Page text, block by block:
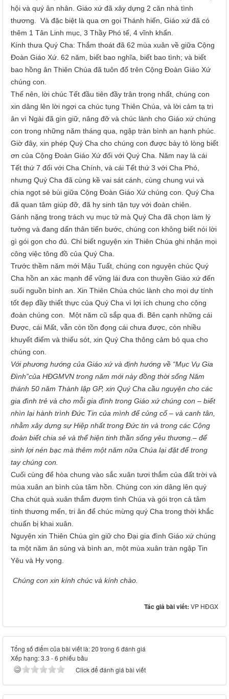
hội và quý ân nhân. Giáo xứ đã xây dựng 2 căn nhà tình
thương. Và đặc biệt là qua ơn gọi Thánh hiến, Giáo xứ đã có
thêm 1 Tân Linh mục, 3 Thầy Phó tế, 4 vĩnh khấn.
Kính thưa Quý Cha: Thắm thoát đã 62 mùa xuân về giữa Cộng
Đoàn Giáo Xứ. 62 năm, biết bao nghĩa, biết bao tình; và biết
bao hồng ân Thiên Chúa đã tuôn đổ trên Cộng Đoàn Giáo Xứ
chúng con.
Thế nên, lời chúc Tết đầu tiên đầy trân trọng nhất, chúng con
xin dâng lên lời ngợi ca chúc tụng Thiên Chúa, và lời cảm tạ tri
ân vì Ngài đã gìn giữ, nâng đỡ và chúc lành cho Giáo xứ chúng
con trong những năm tháng qua, ngập tràn bình an hạnh phúc.
Giờ đây, xin phép Quý Cha cho chúng con được bày tỏ lòng biết
ơn của Cộng Đoàn Giáo Xứ đối với Quý Cha. Năm nay là cái
Tết thứ 7 đối với Cha Chính, và cái Tết thứ 3 với Cha Phó,
nhưng Quý Cha đã cùng kề vai sát cánh, cùng chung vui và
chia ngọt sẻ bùi giữa Cộng Đoàn Giáo Xứ chúng con. Quý Cha
đã quan tâm giúp đỡ, đã hy sinh tận tụy với đoàn chiên.
Gánh nặng trong trách vụ mục tử mà Quý Cha đã chọn làm lý
tưởng và đang dấn thân tiến bước, chúng con không biết nói lời
gì gói gọn cho đủ. Chỉ biết nguyện xin Thiên Chúa ghi nhận mọi
công việc tông đồ của Quý Cha.
Trước thềm năm mới Mậu Tuất, chúng con nguyện chúc Quý
Cha hồn an xác mạnh để vững lái đưa con thuyền Giáo xứ đến
suối nguồn bình an. Xin Thiên Chúa chúc lành cho mọi dự tính
tốt đẹp đầy thiết thực của Quý Cha vì lợi ích chung cho cộng
đoàn chúng con.
Một năm cũ sắp qua đi. Bên cạnh những cái
Được, cái Mất, vẫn còn tồn đọng cái chưa được, còn nhiều
khuyết điểm và thiếu sót, xin Quý Cha thông cảm bỏ qua cho
chúng con.
Với phương hướng của Giáo xứ và định hướng về “Mục Vụ Gia
Đình”của HĐGMVN trong năm mới này đồng thời sống Năm
thánh 50 năm Thành lập GP, xin Quý Cha cầu nguyện cho các
gia đình trẻ và cho mỗi gia đình trong Giáo xứ chúng con – biết
nhìn lại hành trình Đức Tin của mình để củng cố – và canh tân,
nhằm xây dựng sự Hiệp nhất trong Đức tin và trong các Cộng
đoàn biết chia sẻ và thể hiện tinh thần sống yêu thương.– để
sinh lợi nén bạc mà thêm một năm nữa Chúa lại đặt để trong
tay chúng con.
Cuối cùng để hòa chung vào sắc xuân tươi thắm của đất trời và
mùa xuân an bình của tâm hồn. Chúng con xin dâng lên quý
Cha chút quà xuân thắm đượm tình Chúa và gói trọn cả tâm
tình thương mến, tri ân để chúc mừng quý Cha trong thời khắc
chuẩn bị khai xuân.
Nguyện xin Thiên Chúa gìn giữ cho Đại gia đình Giáo xứ chúng
ta một năm ân sủng và bình an, một mùa xuân tràn ngập Tin
Yêu và Hy vọng.
Chúng con xin kính chúc và kính chào.
Tác giả bài viết: VP HĐGX
Tổng số điểm của bài viết là: 20 trong 6 đánh giá
Xếp hạng:3.3 -6 phiếu bầu
Click để đánh giá bài viết